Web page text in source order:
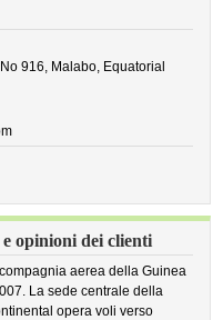
916, Malabo, Equatorial
opinioni dei clienti
aerea della Guinea
La sede centrale della
opera voli verso